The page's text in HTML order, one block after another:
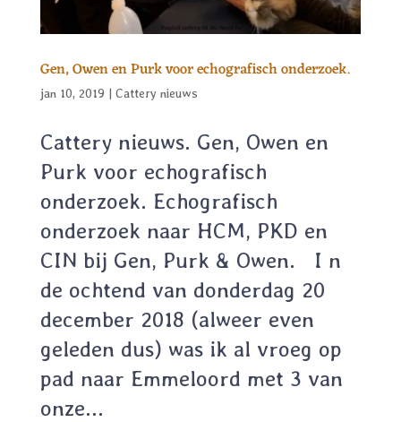
Gen, Owen en Purk voor echografisch onderzoek.
jan 10, 2019 | Cattery nieuws
Cattery nieuws. Gen, Owen en
Purk voor echografisch
onderzoek. Echografisch
onderzoek naar HCM, PKD en
CIN bij Gen, Purk & Owen. I n
de ochtend van donderdag 20
december 2018 (alweer even
geleden dus) was ik al vroeg op
pad naar Emmeloord met 3 van
onze...